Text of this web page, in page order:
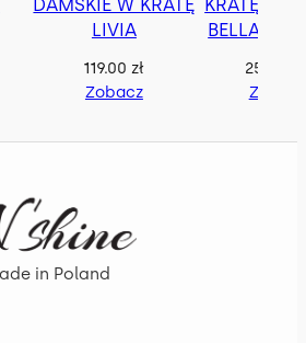
LIVIA
119.00zł
Zobacz
BELLA z
259.00
Zobacz
in Poland